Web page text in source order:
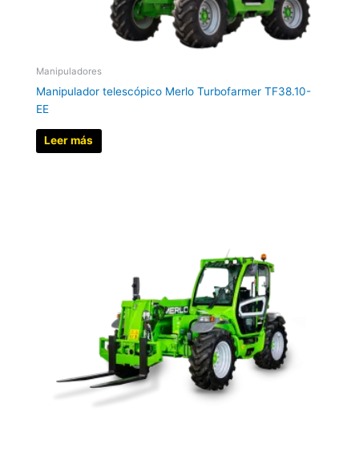
Manipuladores
Manipulador telescópico Merlo Turbofarmer TF38.10-
EE
Leer más